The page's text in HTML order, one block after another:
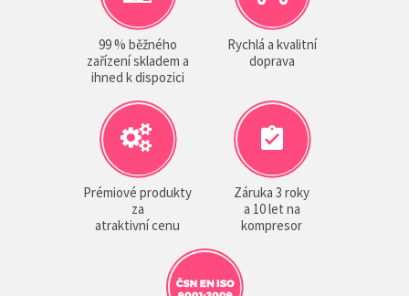
99 % běžného
zařízení skladem a
ihned k dispozici
Rychlá a kvalitní
doprava
Prémiové produkty
za
atraktivní cenu
Záruka 3 roky
a 10 let na
kompresor